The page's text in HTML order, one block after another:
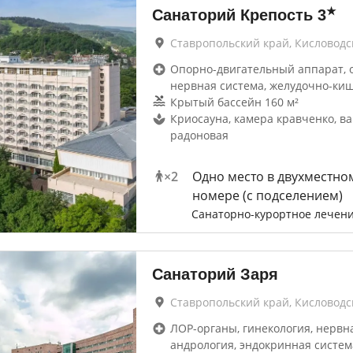
Санаторий Крепость 3★
Ставропольский край,
Опорно-двигательный аппарат,
нервная система, желудочно-
Крытый бассейн 160 м²
Криосауна, камера кравченко,
радоновая
×2
Одно место в
номере (с подселением)
Санаторно-курортное
Санаторий Заря
Ставропольский край,
ЛОР-органы, гинекология,
андрология, эндокринная